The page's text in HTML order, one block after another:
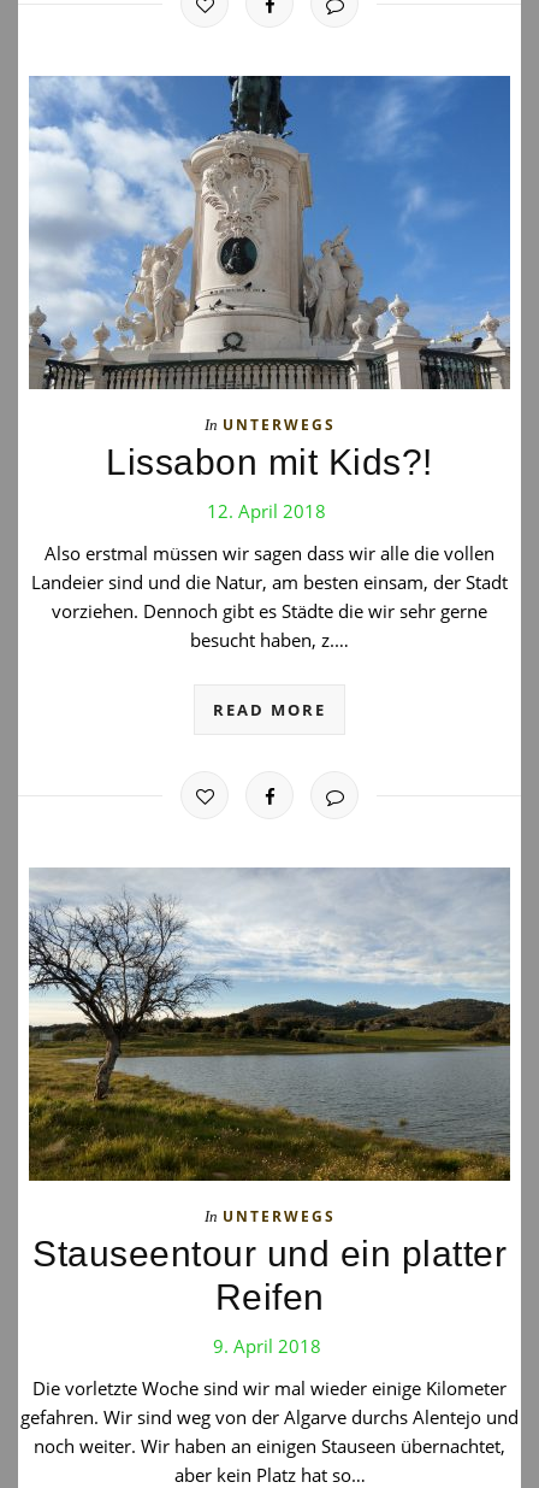
In UNTERWEGS
Lissabon mit Kids?!
12. April 2018
Also erstmal müssen wir sagen dass wir alle die vollen
Landeier sind und die Natur, am besten einsam, der Stadt
vorziehen. Dennoch gibt es Städte die wir sehr gerne
besucht haben, z.…
READ MORE
In UNTERWEGS
Stauseentour und ein platter
Reifen
9. April 2018
Die vorletzte Woche sind wir mal wieder einige Kilometer
gefahren. Wir sind weg von der Algarve durchs Alentejo und
noch weiter. Wir haben an einigen Stauseen übernachtet,
aber kein Platz hat so…